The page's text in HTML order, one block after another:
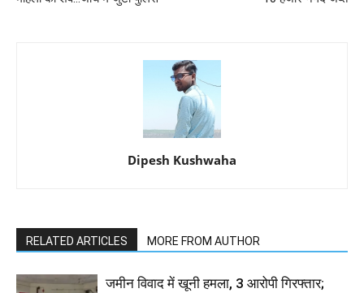
Dipesh Kushwaha
RELATED ARTICLES MORE FROM AUTHOR
जमीन विवाद में खूनी हमला, 3 आरोपी गिरफ्तार;